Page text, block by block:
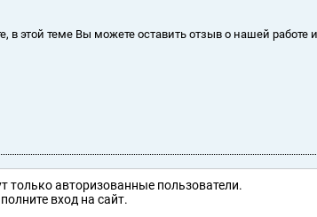
в этой теме Вы можете оставить отзыв о нашей
только авторизованные пользователи.
вход на сайт.